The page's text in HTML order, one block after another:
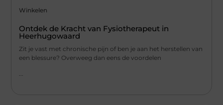
Winkelen
Ontdek de Kracht van Fysiotherapeut in
Heerhugowaard
Zit je vast met chronische pijn of ben je aan het herstellen van
een blessure? Overweeg dan eens de voordelen
...